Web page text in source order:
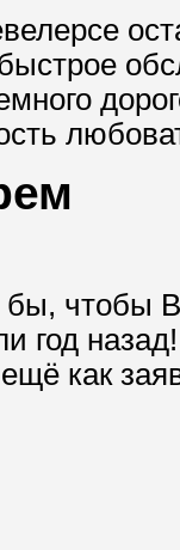
бы, чтобы
год
как